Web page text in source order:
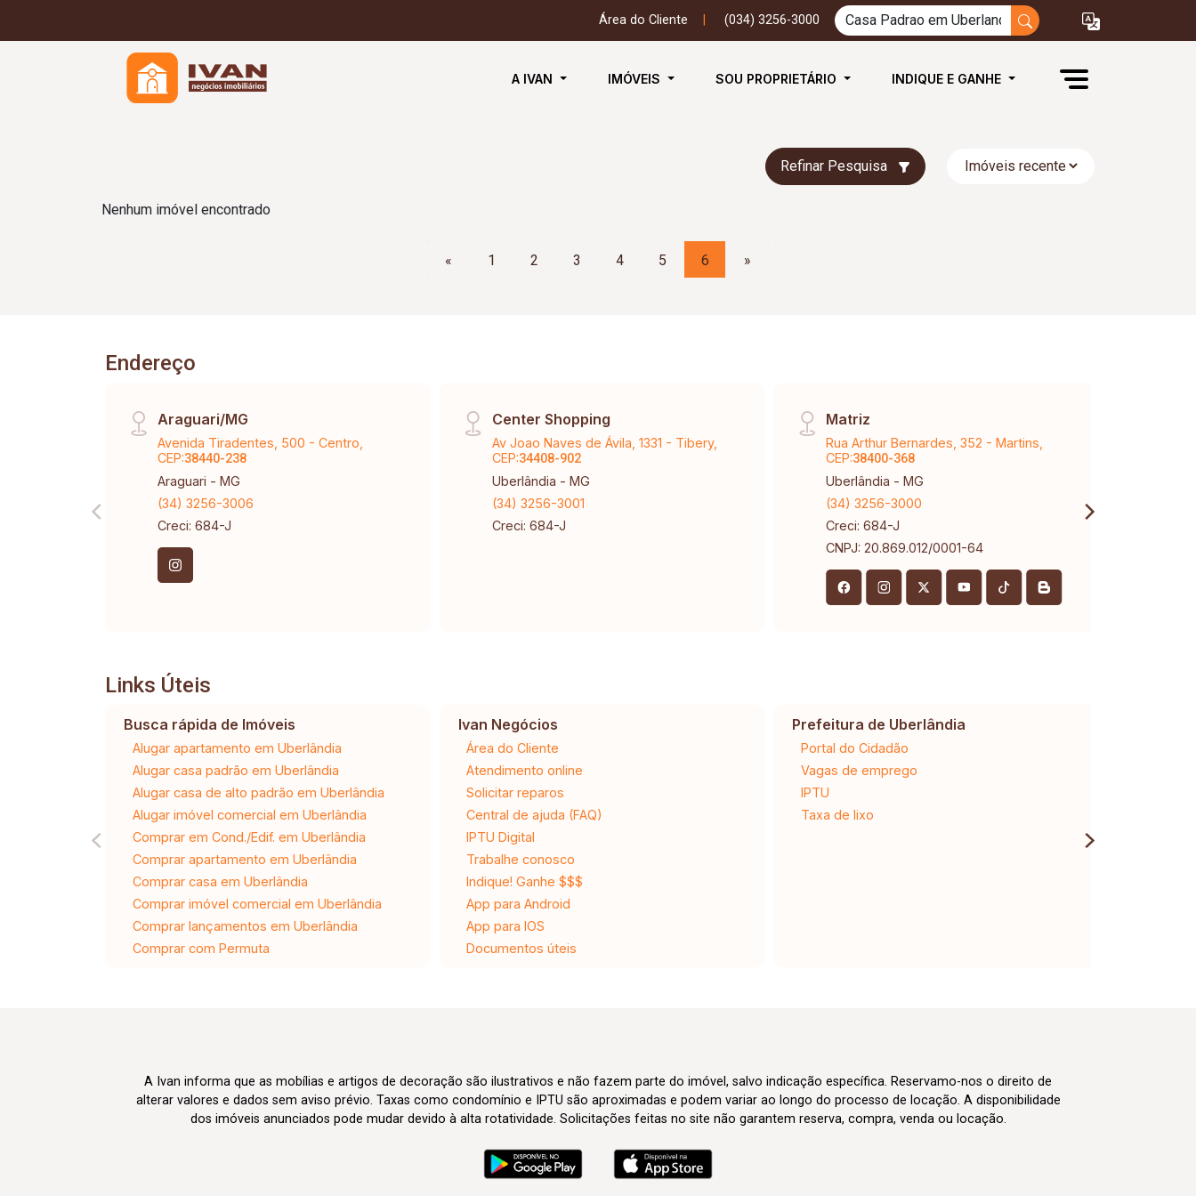
Área do Cliente (034) 3256-3000
A IVAN IMÓVEIS SOU PROPRIETÁRIO INDIQUE E GANHE
Refinar Pesquisa
Nenhum imóvel encontrado
« 1 2 3 4 5 6 »
Endereço
Araguari/MG
Avenida Tiradentes, 500 - Centro,
CEP:38440-238
Araguari - MG
(34) 3256-3006
Creci: 684-J
Center Shopping
Av Joao Naves de Ávila, 1331 - Tibery,
CEP:34408-902
Uberlândia - MG
(34) 3256-3001
Creci: 684-J
Matriz
Rua Arthur Bernardes, 352 - Martins,
CEP:38400-368
Uberlândia - MG
(34) 3256-3000
Creci: 684-J
CNPJ: 20.869.012/0001-64
Links Úteis
Busca rápida de Imóveis
Alugar apartamento em Uberlândia
Alugar casa padrão em Uberlândia
Alugar casa de alto padrão em Uberlândia
Alugar imóvel comercial em Uberlândia
Comprar em Cond./Edif. em Uberlândia
Comprar apartamento em Uberlândia
Comprar casa em Uberlândia
Comprar imóvel comercial em Uberlândia
Comprar lançamentos em Uberlândia
Comprar com Permuta
Ivan Negócios
Área do Cliente
Atendimento online
Solicitar reparos
Central de ajuda (FAQ)
IPTU Digital
Trabalhe conosco
Indique! Ganhe $$$
App para Android
App para IOS
Documentos úteis
Prefeitura de Uberlândia
Portal do Cidadão
Vagas de emprego
IPTU
Taxa de lixo
A Ivan informa que as mobílias e artigos de decoração são ilustrativos e não fazem parte do imóvel, salvo indicação específica. Reservamo-nos o direito de
alterar valores e dados sem aviso prévio. Taxas como condomínio e IPTU são aproximadas e podem variar ao longo do processo de locação. A disponibilidade
dos imóveis anunciados pode mudar devido à alta rotatividade. Solicitações feitas no site não garantem reserva, compra, venda ou locação.